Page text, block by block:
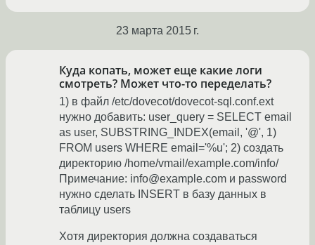
23 марта 2015 г.
Куда копать, может еще какие логи
смотреть? Может что-то переделать?
1) в файл /etc/dovecot/dovecot-sql.conf.ext
нужно добавить: user_query = SELECT email
as user, SUBSTRING_INDEX(email, '@', 1)
FROM users WHERE email='%u'; 2) создать
директорию /home/vmail/example.com/info/
Примечание: info@example.com и password
нужно сделать INSERT в базу данных в
таблицу users
Хотя директория должна создаваться